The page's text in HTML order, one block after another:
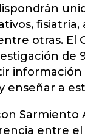
fisiatría,
otras. El
de
información
enseñar a
Sarmiento
entre el